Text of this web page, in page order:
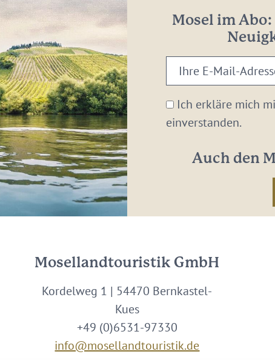
Mosel im
Ihre
E-
Mail-
Adresse:
Ich erkläre mich
einverstanden.
Auch den
Mosellandtouristik GmbH
Kordelweg 1 | 54470 Bernkastel-
Kues
+49 (0)6531-97330
info@mosellandtouristik.de